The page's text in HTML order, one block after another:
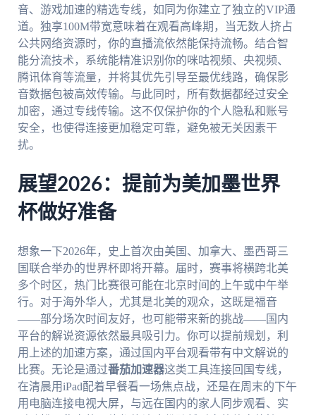
音、游戏加速的精选专线，如同为你建立了独立的VIP通
道。独享100M带宽意味着在观看高峰期，当无数人挤占
公共网络资源时，你的直播流依然能保持流畅。结合智
能分流技术，系统能精准识别你的咪咕视频、央视频、
腾讯体育等流量，并将其优先引导至最优线路，确保影
音数据包被高效传输。与此同时，所有数据都经过安全
加密，通过专线传输。这不仅保护你的个人隐私和账号
安全，也使得连接更加稳定可靠，避免被无关因素干
扰。
展望2026：提前为美加墨世界
杯做好准备
想象一下2026年，史上首次由美国、加拿大、墨西哥三
国联合举办的世界杯即将开幕。届时，赛事将横跨北美
多个时区，热门比赛很可能在北京时间的上午或中午举
行。对于海外华人，尤其是北美的观众，这既是福音
——部分场次时间友好，也可能带来新的挑战——国内
平台的解说资源依然最具吸引力。你可以提前规划，利
用上述的加速方案，通过国内平台观看带有中文解说的
比赛。无论是通过番茄加速器这类工具连接回国专线，
在清晨用iPad配着早餐看一场焦点战，还是在周末的下午
用电脑连接电视大屏，与远在国内的家人同步观看、实